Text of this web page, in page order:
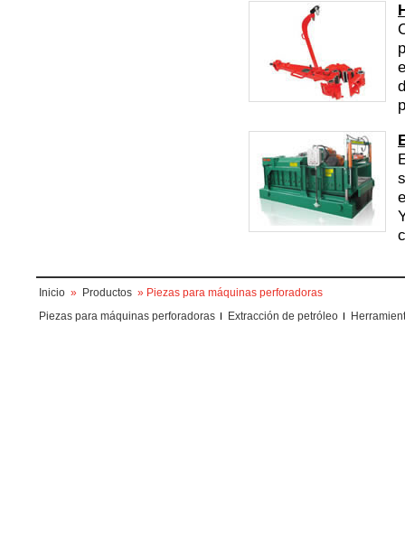
Inicio » Productos » Piezas para máquinas perforadoras
Piezas para máquinas perforadoras
Extracción de petróleo